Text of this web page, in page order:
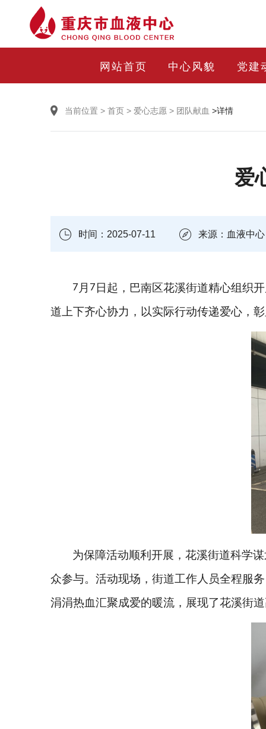
网站首页 中心风貌 党建
当前位置 > 首页 > 爱心志愿 > 团队献血 >详情
爱
时间：2025-07-11 来源：血液中心
7 月 7 日起，巴南区花溪街道精心组织
道上下齐心协力，以实际行动传递爱心，
为保障活动顺利开展，花溪街道科学
众参与。活动现场，街道工作人员全程服
涓涓热血汇聚成爱的暖流，展现了花溪街